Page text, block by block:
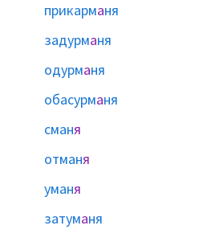
прикарманя
задурманя
одурманя
обасурманя
сманя
отманя
уманя
затуманя